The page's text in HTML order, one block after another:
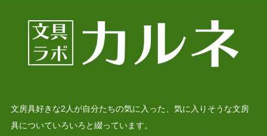
文房具好きな2人が自分たちの気に入った、気に入りそうな文房
具についていろいろと綴っています。